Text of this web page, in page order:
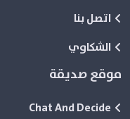
اتصل بنا
الشكاوي
موقع صديقة
Chat And Decide